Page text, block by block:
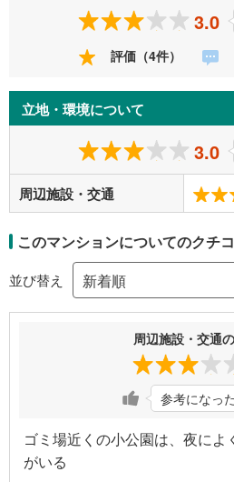
3.0
評価（4件）
立地・環境について
3.0
周辺施設・交通
このマンションについてのクチ
並び替え
周辺施設・交通
参考になった
ゴミ場近くの小公園は、夜によ
がいる